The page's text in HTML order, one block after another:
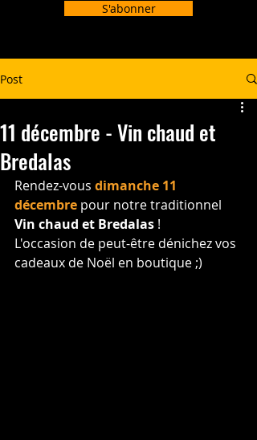
S'abonner
Post
11 décembre - Vin chaud et
Bredalas
Rendez-vous dimanche 11
décembre pour notre traditionnel
Vin chaud et Bredalas !
L'occasion de peut-être dénichez vos
cadeaux de Noël en boutique ;)